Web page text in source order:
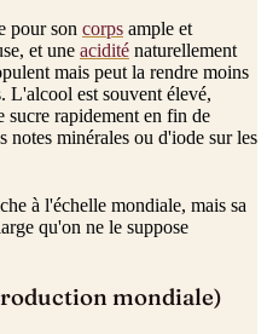
pour son corps ample et
et une acidité naturellement
mais peut la rendre moins
L'alcool est souvent élevé,
sucre rapidement en fin de
notes minérales ou d'iode sur les
à l'échelle mondiale, mais sa
qu'on ne le suppose
mondiale)